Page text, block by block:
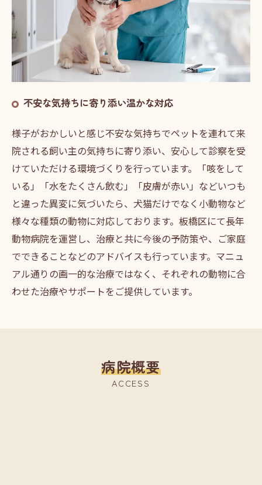
不安な気持ちに寄り添い温かな対応
様子がおかしいと感じ不安な気持ちでペットを連れて来
院される飼い主の気持ちに寄り添い、安心して診察を受
けていただける環境づくりを行っています。「咳をして
いる」「水をたくさん飲む」「皮膚が赤い」などいつも
と違った異変に気づいたら、犬猫だけでなく小動物など
様々な種類の動物に対応しております。板橋区にて長年
動物病院を運営し、治療と共に今後の予防策や、ご家庭
でできることなどのアドバイスも行っています。マニュ
アル通りの画一的な治療ではなく、それぞれの動物に合
わせた治療やサポートをご提供しています。
病院概要
ACCESS